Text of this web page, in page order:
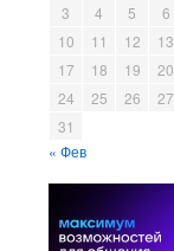
3
4 5 6
10
11 12 13
17
18 19 20
24
25 26 27
31
« Фев